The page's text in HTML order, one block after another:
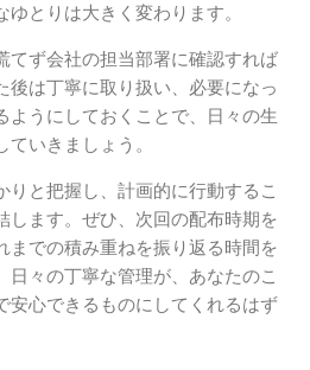
とりは大きく変わります。
てず会社の担当部署に確認すれば
後は丁寧に取り扱い、必要になっ
ようにしておくことで、日々の生
いきましょう。
りと把握し、計画的に行動するこ
します。ぜひ、次回の配布時期を
までの積み重ねを振り返る時間を
日々の丁寧な管理が、あなたのこ
安心できるものにしてくれるはず